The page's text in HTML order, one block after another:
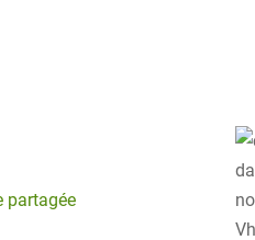
partagée